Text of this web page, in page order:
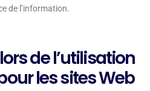
de l’information.
de l’utilisation
les sites Web